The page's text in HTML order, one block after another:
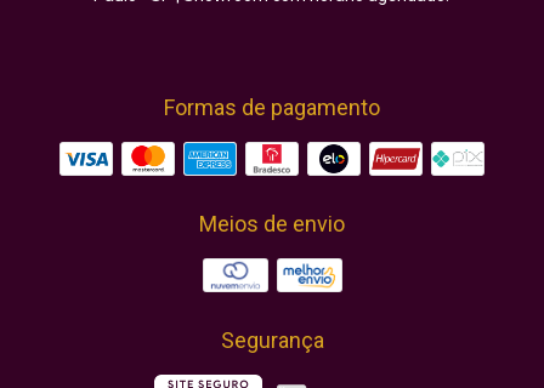
Formas de pagamento
Meios de envio
Segurança